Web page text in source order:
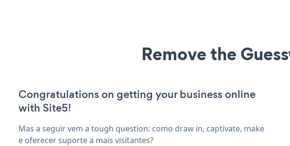
Remove the
Congratulations on getting your business online
with Site5!
Mas a seguir vem a tough question: como draw in, captivate, make
e oferecer suporte a mais visitantes?